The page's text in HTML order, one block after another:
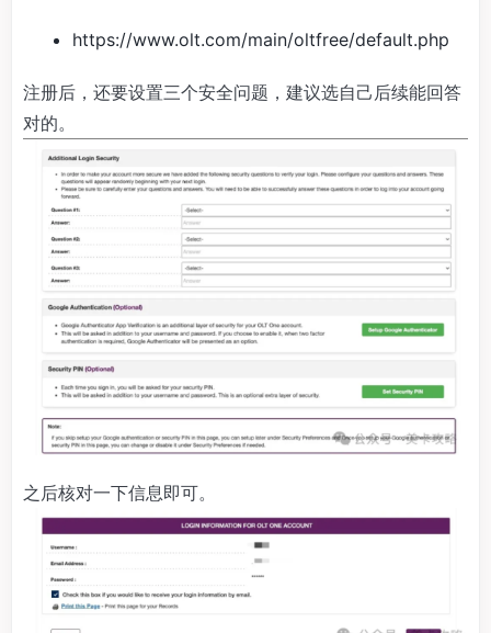
https://www.olt.com/main/oltfree/default.php
注册后，还要设置三个安全问题，建议选自己后续能回答
对的。
之后核对一下信息即可。